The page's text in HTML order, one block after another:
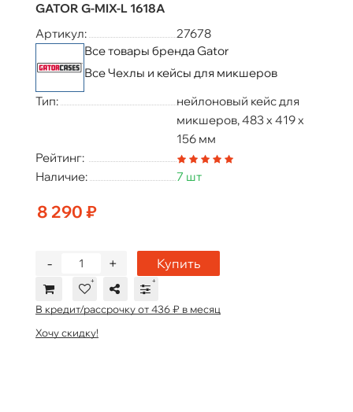
GATOR G-MIX-L 1618A
Артикул:
27678
Все товары бренда Gator
Все Чехлы и кейсы для микшеров
Тип:
нейлоновый кейс для
микшеров, 483 х 419 х
156 мм
Рейтинг:
Наличие:
7 шт
8 290 ₽
+
- Купить
В кредит/рассрочку от 436 ₽ в месяц
Хочу скидку!